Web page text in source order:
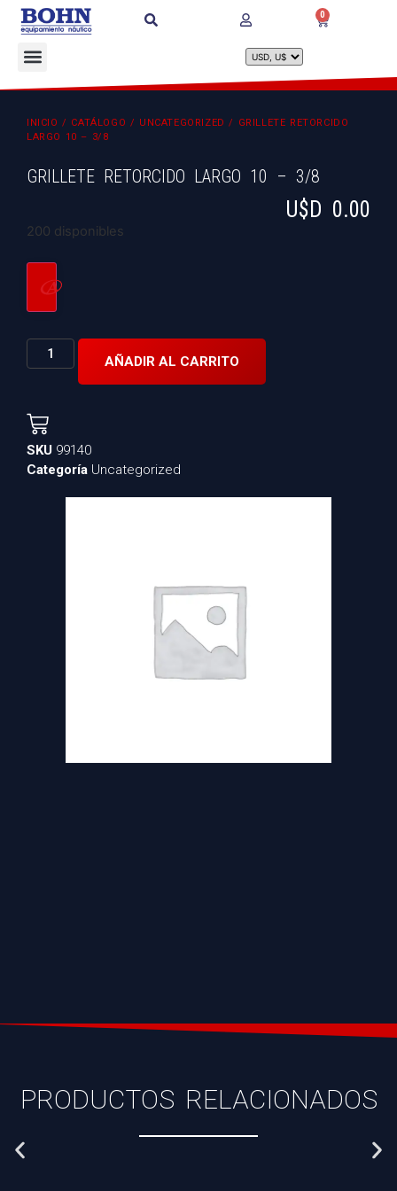
0
INICIO / CATÁLOGO / UNCATEGORIZED / GRILLETE RETORCIDO
LARGO 10 – 3/8
GRILLETE RETORCIDO LARGO 10 – 3/8
U$D 0.00
200 disponibles
AÑADIR AL CARRITO
SKU 99140
Categoría Uncategorized
PRODUCTOS RELACIONADOS